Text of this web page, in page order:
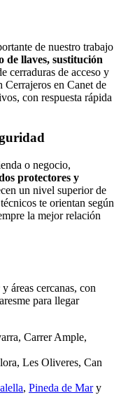
de nuestro trabajo
de llaves, sustitución
cerraduras de acceso y
Cerrajeros en Canet de
con respuesta rápida
o negocio,
protectores y
un nivel superior de
te orientan según
la mejor relación
y áreas cercanas, con
para llegar
Carrer Ample,
Les Oliveres, Can
, Pineda de Mary